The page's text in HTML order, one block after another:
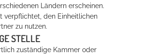
Ländern erscheinen.
verpflichtet, den Einheitlichen
zu nutzen.
STELLE
zuständige Kammer oder